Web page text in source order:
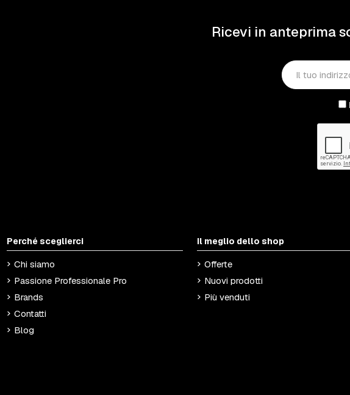
Ricevi in anteprima
Perché sceglierci
Chi siamo
Passione Professionale Pro
Brands
Contatti
Blog
Il meglio dello shop
Offerte
Nuovi prodotti
Più venduti